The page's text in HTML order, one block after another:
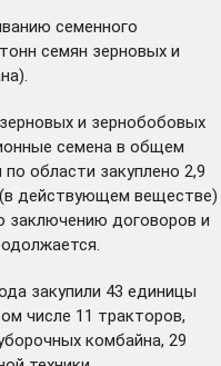
семенного
семян зерновых и
и зернобобовых
семена в общем
области закуплено 2,9
действующем веществе)
заключению договоров и
закупили 43 единицы
числе 11 тракторов,
комбайна, 29